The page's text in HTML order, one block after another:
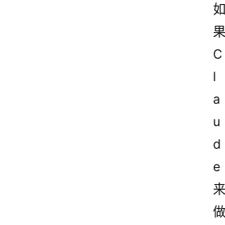
如
果
C
l
a
u
d
e
来
做